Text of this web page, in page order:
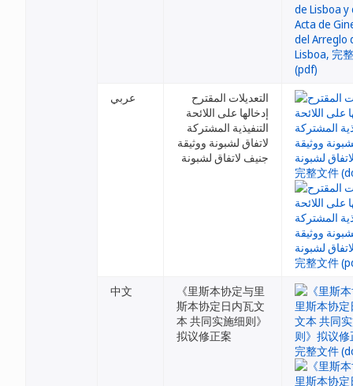
عربي
التعديلات المقترح
إدخالها على اللائحة
التنفيذية المشتركة
لاتفاق لشبونة ووثيقة
جنيف لاتفاق لشبونة
中文
《里斯本协定与里
斯本协定日内瓦文
本 共同实施细则》
拟议修正案